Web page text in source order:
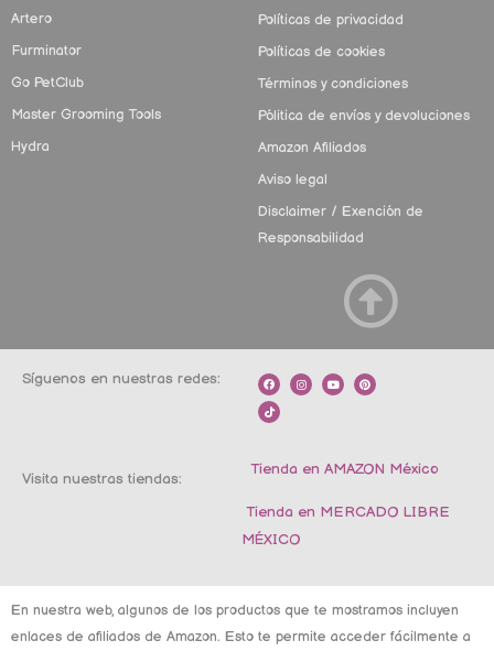
Artero
Furminator
Go PetClub
Master Grooming Tools
Hydra
Políticas de privacidad
Políticas de cookies
Términos y condiciones
Pólitica de envíos y devoluciones
Amazon Afiliados
Aviso legal
Disclaimer / Exención de
Responsabilidad
Síguenos en nuestras redes:
F
a
c
e
b
I
n
s
m
Y
o
u
P
i
n
t
T
i
k
t
o
Visita nuestras tiendas:
Tienda en AMAZON México
Tienda en MERCADO LIBRE
MÉXICO
En nuestra web, algunos de los productos que te mostramos incluyen
enlaces de afiliados de Amazon. Esto te permite acceder fácilmente a